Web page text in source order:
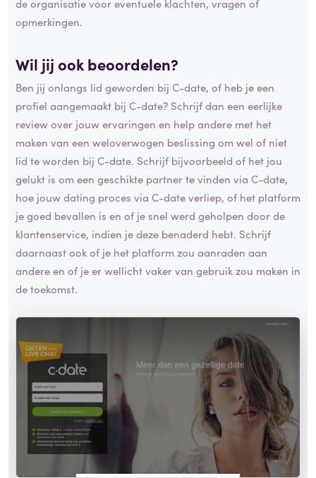
de organisatie voor eventuele klachten, vragen of
opmerkingen.
Wil jij ook beoordelen?
Ben jij onlangs lid geworden bij C-date, of heb je een
profiel aangemaakt bij C-date? Schrijf dan een eerlijke
review over jouw ervaringen en help andere met het
maken van een weloverwogen beslissing om wel of niet
lid te worden bij C-date. Schrijf bijvoorbeeld of het jou
gelukt is om een geschikte partner te vinden via C-date,
hoe jouw dating proces via C-date verliep, of het platform
je goed bevallen is en of je snel werd geholpen door de
klantenservice, indien je deze benaderd hebt. Schrijf
daarnaast ook of je het platform zou aanraden aan
andere en of je er wellicht vaker van gebruik zou maken in
de toekomst.